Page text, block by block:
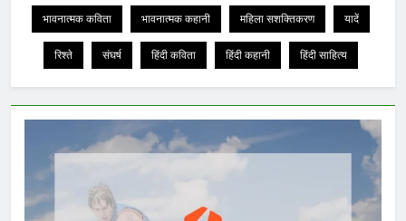
भावनात्मक कविता भावनात्मक कहानी महिला सशक्तिकरण यादें
रिश्ते संघर्ष हिंदी कविता हिंदी कहानी हिंदी साहित्य